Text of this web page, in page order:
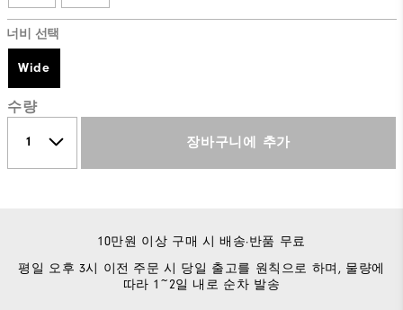
너비 선택
Wide
수량
장바구니에 추가
10만원 이상 구매 시 배송·반품 무료
평일 오후 3시 이전 주문 시 당일 출고를 원칙으로 하며, 물량에
따라 1~2일 내로 순차 발송